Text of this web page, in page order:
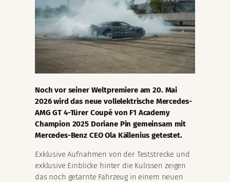
Noch vor seiner Weltpremiere am 20. Mai
2026 wird das neue vollelektrische Mercedes-
AMG GT 4-Türer Coupé von F1 Academy
Champion 2025 Doriane Pin gemeinsam mit
Mercedes-Benz CEO Ola Källenius getestet.
Exklusive Aufnahmen von der Teststrecke und
exklusive Einblicke hinter die Kulissen zeigen
das noch getarnte Fahrzeug in einem neuen